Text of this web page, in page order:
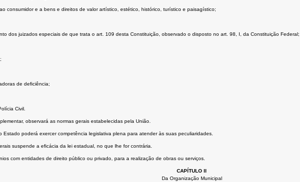
consumidor e a bens e direitos de valor artístico, estético, histórico, turístico e paisagístico;
dos juizados especiais de que trata o art. 109 desta Constituição, observado o disposto no art. 98, I, da Constituição Federal;
de deﬁciência;
Civil.
observará as normas gerais estabelecidas pela União.
Estado poderá exercer competência legislativa plena para atender às suas peculiaridades.
suspende a eﬁcácia da lei estadual, no que lhe for contrária.
com entidades de direito público ou privado, para a realização de obras ou serviços.
CAPÍTULO II
Da Organização Municipal